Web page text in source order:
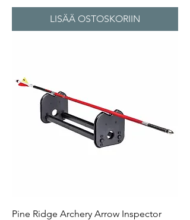
LISÄÄ OSTOSKORIIN
Pine Ridge Archery Arrow Inspector